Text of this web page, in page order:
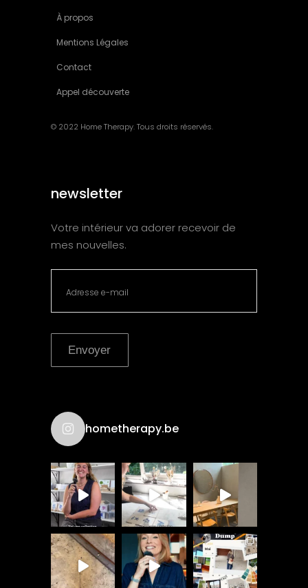
À propos
Mentions Légales
Contact
Appel découverte
© 2022 Home Therapy. Tous droits réservés.
newsletter
Votre intérieur va adorer recevoir de
mes nouvelles.
Envoyer
hometherapy.be